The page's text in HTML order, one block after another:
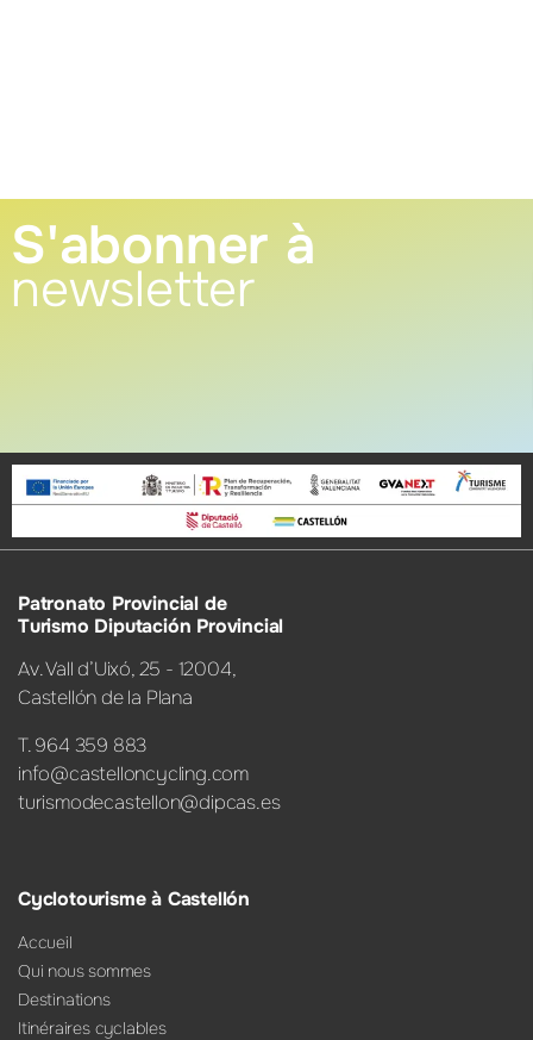
S'abonner à
newsletter
Patronato Provincial de
Turismo Diputación Provincial
Av. Vall d’Uixó, 25 - 12004,
Castellón de la Plana
T. 964 359 883
info@castelloncycling.com
turismodecastellon@dipcas.es
Cyclotourisme à Castellón
Accueil
Qui nous sommes
Destinations
Itinéraires cyclables